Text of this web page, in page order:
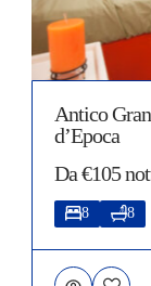
Antico
d’Epoca
Da €105
8 8